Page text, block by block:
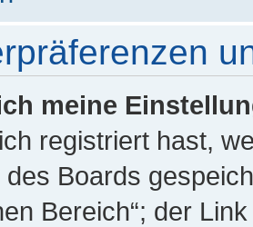
meine
registriert hast,
des Boards
Bereich“; der